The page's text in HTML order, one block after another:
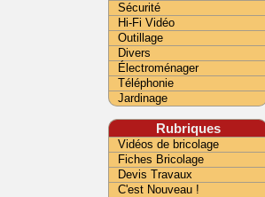
Sécurité
Hi-Fi Vidéo
Outillage
Divers
Électroménager
Téléphonie
Jardinage
Rubriques
Vidéos de bricolage
Fiches Bricolage
Devis Travaux
C'est Nouveau !